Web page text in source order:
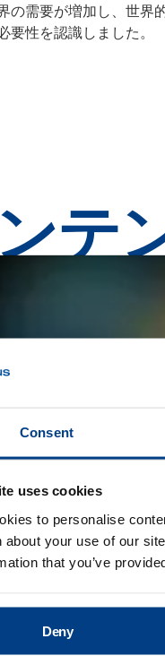
Consent
uses cookies
to personalise
about your use of our
that you’ve
Deny
の需要が増加し、世
性を認識しました。
テ
合金718製航
可能性